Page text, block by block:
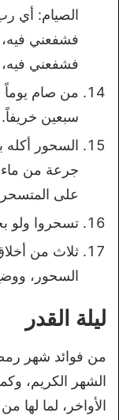
الصيام: أي
فشفعني فيه،
فشفعني
من صام يوماً
سبعين خريفاً.
السحور أكله
جرعة من ماء
على
تسحروا ولو
ثلاث من
السحور،
ليلة القدر
من فوائد شهر
الشهر الكريم،
الأواخر، لما لها